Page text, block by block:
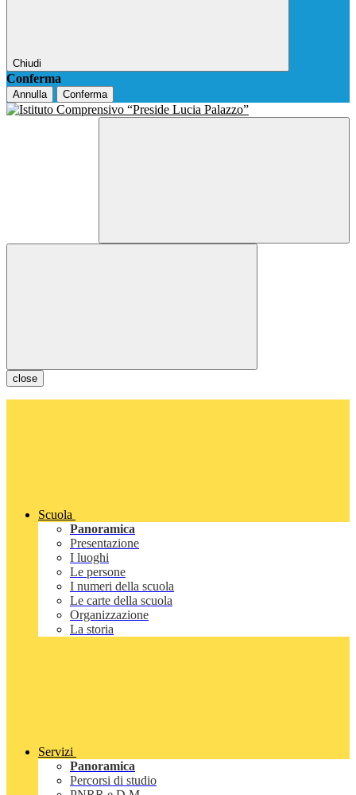
Chiudi
Conferma
Annulla Conferma
close
Scuola
Panoramica
Presentazione
I luoghi
Le persone
I numeri della scuola
Le carte della scuola
Organizzazione
La storia
Servizi
Panoramica
Percorsi di studio